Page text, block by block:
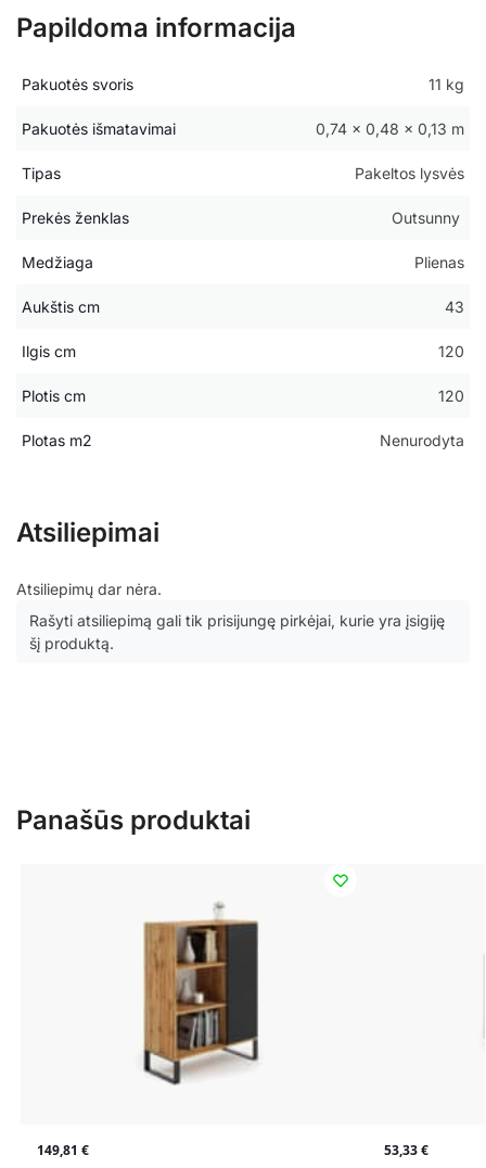
Papildoma informacija
Pakuotės svoris 11 kg
Pakuotės išmatavimai 0,74 × 0,48 × 0,13 m
Tipas Pakeltos lysvės
Prekės ženklas Outsunny
Medžiaga Plienas
Aukštis cm 43
Ilgis cm 120
Plotis cm 120
Plotas m2 Nenurodyta
Atsiliepimai
Atsiliepimų dar nėra.
Rašyti atsiliepimą gali tik prisijungę pirkėjai, kurie yra įsigiję
šį produktą.
Panašūs produktai
149,81 € 53,33€